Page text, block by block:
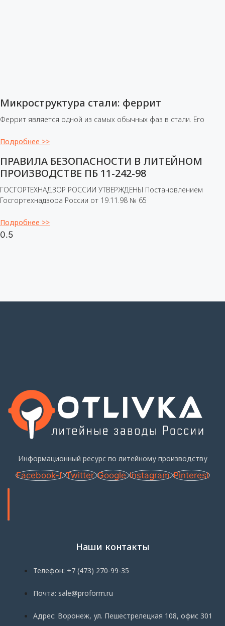
Микроструктура стали: феррит
Феррит является одной из самых обычных фаз в стали. Его
Подробнее >>
ПРАВИЛА БЕЗОПАСНОСТИ В ЛИТЕЙНОМ
ПРОИЗВОДСТВЕ ПБ 11-242-98
ГОСГОРТЕХНАДЗОР РОССИИ УТВЕРЖДЕНЫ Постановлением
Госгортехнадзора России от 19.11.98 № 65
Подробнее >>
Информационный ресурс по литейному производству
Facebook-f Twitter Google Instagram Pinterest
Наши контакты
Телефон: +7 (473) 270-99-35
Почта: sale@proform.ru
Адрес: Воронеж, ул. Пешестрелецкая 108, офис 301